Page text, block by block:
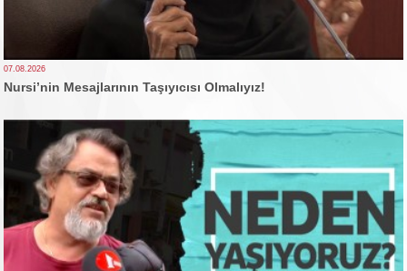
07.08.2026
Nursi’nin Mesajlarının Taşıyıcısı Olmalıyız!